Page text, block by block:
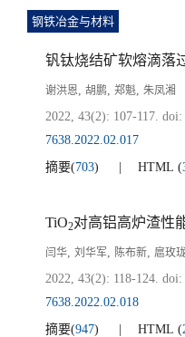
钢铁冶金与材料
谢洪恩, 胡鹏, 郑魁, 朱凤湘
2022, 43(2): 107-117. doi:
7638.2022.02.017
摘要(703) HTML (
TiO2对高铝高炉渣性
闫华, 刘华军, 陈布新, 扈玫
2022, 43(2): 118-124. doi:
7638.2022.02.018
摘要(947) HTML (